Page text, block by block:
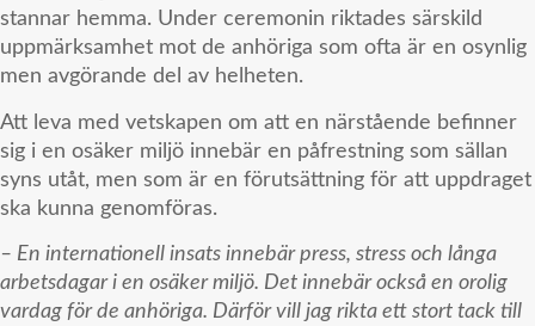
stannar hemma. Under ceremonin riktades särskild
uppmärksamhet mot de anhöriga som ofta är en osynlig
men avgörande del av helheten.
Att leva med vetskapen om att en närstående befinner
sig i en osäker miljö innebär en påfrestning som sällan
syns utåt, men som är en förutsättning för att uppdraget
ska kunna genomföras.
– En internationell insats innebär press, stress och långa
arbetsdagar i en osäker miljö. Det innebär också en orolig
vardag för de anhöriga. Därför vill jag rikta ett stort tack till